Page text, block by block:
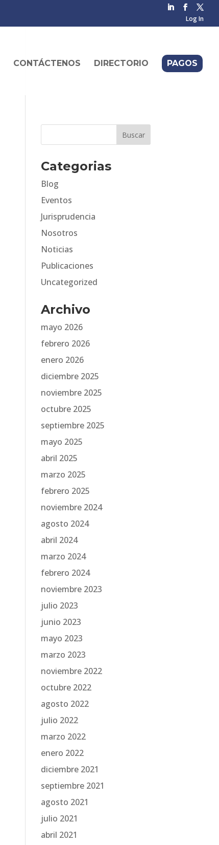
Log In
CONTÁCTENOS DIRECTORIO PAGOS
Categorias
Blog
Eventos
Jurisprudencia
Nosotros
Noticias
Publicaciones
Uncategorized
Archivo
mayo 2026
febrero 2026
enero 2026
diciembre 2025
noviembre 2025
octubre 2025
septiembre 2025
mayo 2025
abril 2025
marzo 2025
febrero 2025
noviembre 2024
agosto 2024
abril 2024
marzo 2024
febrero 2024
noviembre 2023
julio 2023
junio 2023
mayo 2023
marzo 2023
noviembre 2022
octubre 2022
agosto 2022
julio 2022
marzo 2022
enero 2022
diciembre 2021
septiembre 2021
agosto 2021
julio 2021
abril 2021